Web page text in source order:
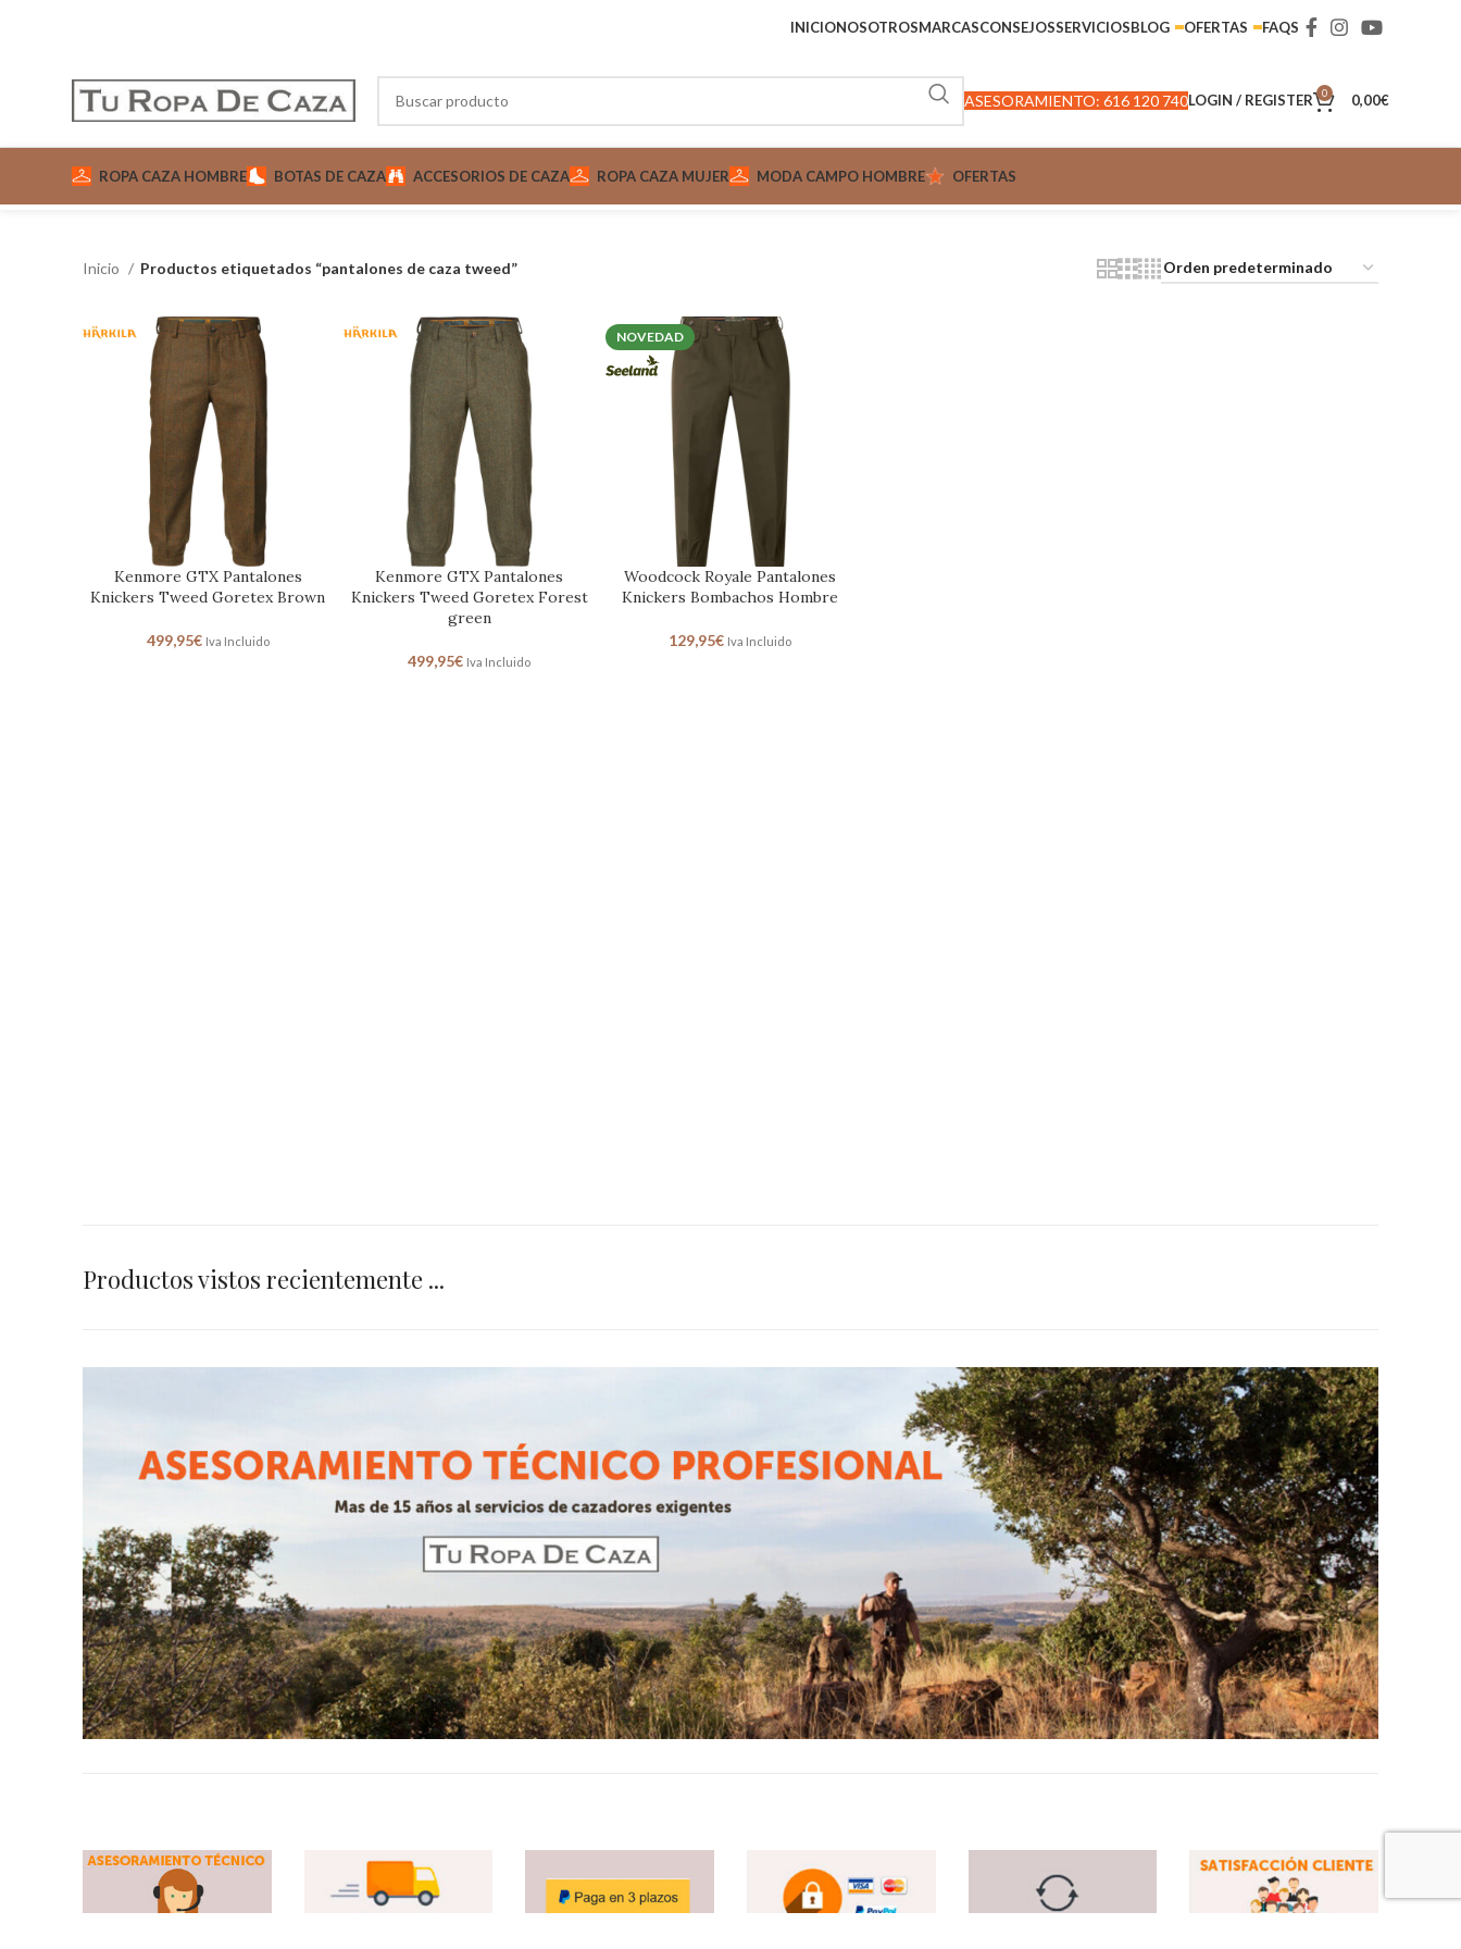
INICIONOSOTROSMARCASCONSEJOSSERVICIOSBLOG OFERTAS FAQS
ASESORAMIENTO: 616 120 740LOGIN / REGISTER 0 0,00€
ROPA CAZA HOMBRE BOTAS DE CAZA ACCESORIOS DE CAZA ROPA CAZA MUJER MODA CAMPO HOMBRE OFERTAS
Inicio Productos etiquetados “pantalones de caza tweed”
Kenmore GTX Pantalones
Knickers Tweed Goretex Brown
499,95€ Iva Incluido
Kenmore GTX Pantalones
Knickers Tweed Goretex Forest
green
499,95€ Iva Incluido
NOVEDAD
Woodcock Royale Pantalones
Knickers Bombachos Hombre
129,95€ Iva Incluido
Productos vistos recientemente ...